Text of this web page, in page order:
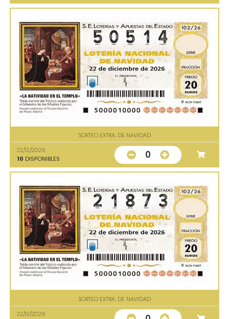
SORTEO EXTRA. DE NAVIDAD
22/12/2026
10 DISPONIBLES 0
SORTEO EXTRA. DE NAVIDAD
22/12/2026